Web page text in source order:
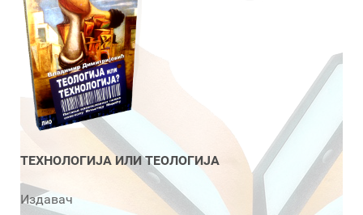
ТЕХНОЛОГИЈА ИЛИ ТЕОЛОГИЈА
Издавач